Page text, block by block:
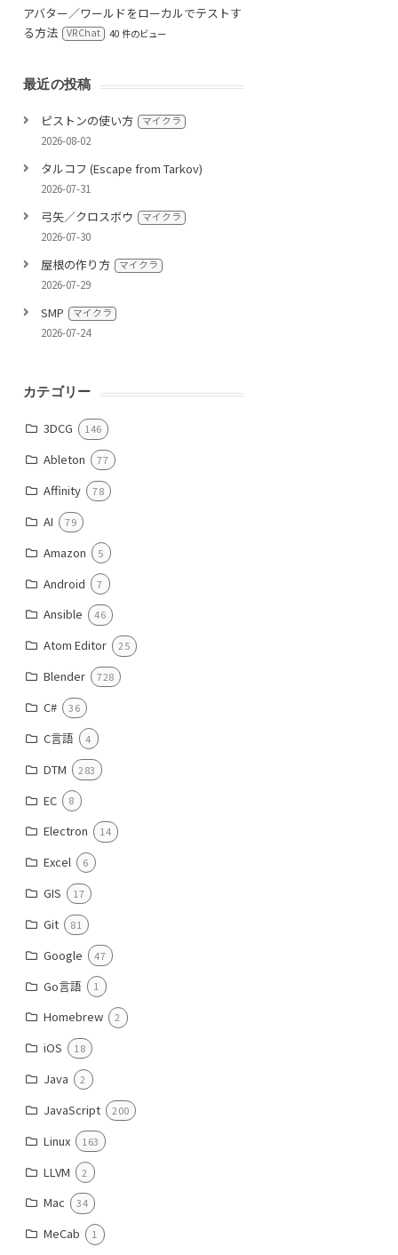
アバター／ワールドをローカルでテストす
る方法
VRChat 40 件のビュー
最近の投稿
ピストンの使い方 マイクラ
2026-08-02
タルコフ (Escape from Tarkov)
2026-07-31
弓矢／クロスボウ マイクラ
2026-07-30
屋根の作り方 マイクラ
2026-07-29
SMP マイクラ
2026-07-24
カテゴリー
3DCG 146
Ableton 77
Affinity 78
AI 79
Amazon 5
Android 7
Ansible 46
Atom Editor 25
Blender 728
C# 36
C言語 4
DTM 283
EC 8
Electron 14
Excel 6
GIS 17
Git 81
Google 47
Go言語 1
Homebrew 2
iOS 18
Java 2
JavaScript 200
Linux 163
LLVM 2
Mac 34
MeCab 1